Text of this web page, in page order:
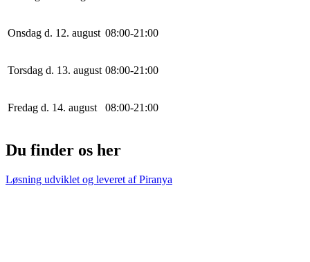
Onsdag d. 12. august 08:00-21:00
Torsdag d. 13. august 08:00-21:00
Fredag d. 14. august 08:00-21:00
Du finder os her
Løsning udviklet og leveret afPiranya